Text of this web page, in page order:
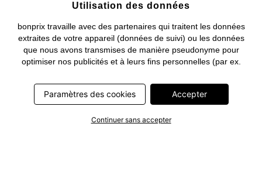
Utilisation des données
bonprix travaille avec des partenaires qui traitent les données
extraites de votre appareil (données de suivi) ou les données
que nous avons transmises de manière pseudonyme pour
optimiser nos publicités et à leurs fins personnelles (par ex.
cadre, non seulement la collecte des données de suivi ou la
transmission de vos données pseudonymisées mais également
nécessitent un consentement. Les données de suivi seront alors
Paramètres des cookies Accepter
Continuer sans accepter